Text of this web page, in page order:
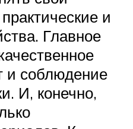
и
Главное
и соблюдение
И, конечно,